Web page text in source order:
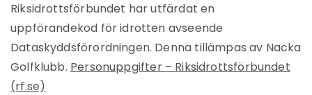
Riksidrottsförbundet har utfärdat en
uppförandekod för idrotten avseende
Dataskyddsförordningen. Denna tillämpas av Nacka
Golfklubb. Personuppgifter – Riksidrottsförbundet
(rf.se)